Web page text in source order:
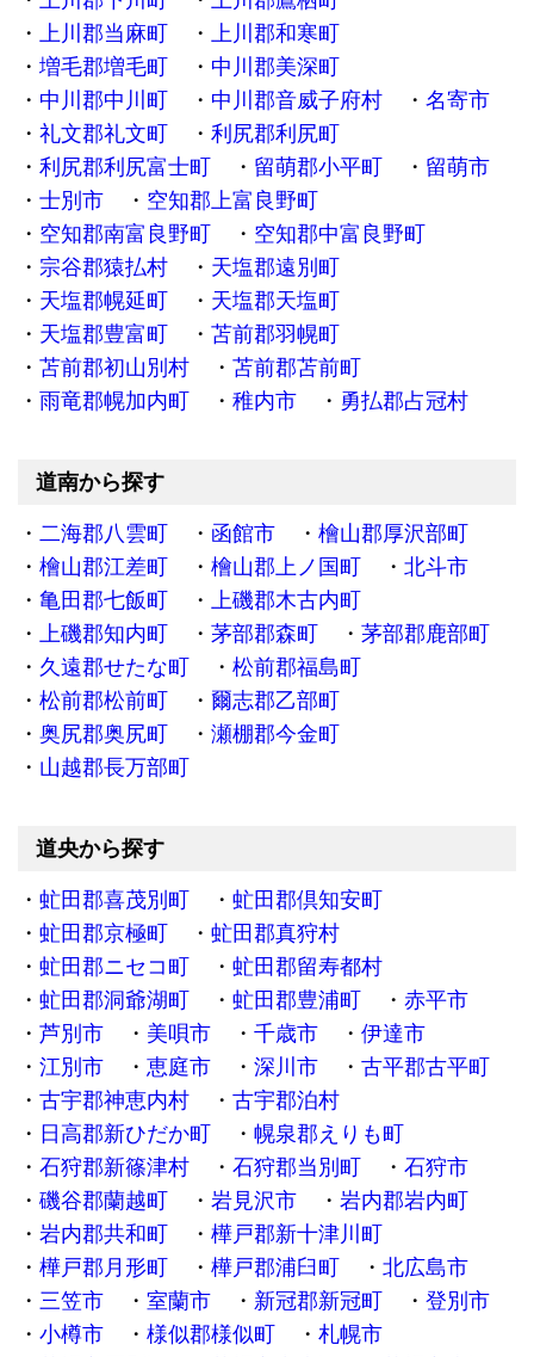
上川郡当麻町
上川郡和寒町
増毛郡増毛町
中川郡美深町
中川郡中川町
中川郡音威子府村
名寄市
礼文郡礼文町
利尻郡利尻町
利尻郡利尻富士町
留萌郡小平町
留萌市
士別市
空知郡上富良野町
空知郡南富良野町
空知郡中富良野町
宗谷郡猿払村
天塩郡遠別町
天塩郡幌延町
天塩郡天塩町
天塩郡豊富町
苫前郡羽幌町
苫前郡初山別村
苫前郡苫前町
雨竜郡幌加内町
稚内市 勇払郡占冠村
道南から探す
二海郡八雲町 函館市
檜山郡厚沢部町
檜山郡江差町
檜山郡上ノ国町
北斗市
亀田郡七飯町
上磯郡木古内町
上磯郡知内町
茅部郡森町
茅部郡鹿部町
久遠郡せたな町
松前郡福島町
松前郡松前町
爾志郡乙部町
奥尻郡奥尻町
瀬棚郡今金町
山越郡長万部町
道央から探す
虻田郡喜茂別町
虻田郡倶知安町
虻田郡京極町
虻田郡真狩村
虻田郡ニセコ町
虻田郡留寿都村
虻田郡洞爺湖町
虻田郡豊浦町
赤平市
芦別市
美唄市 千歳市
伊達市
江別市
恵庭市 深川市
古平郡古平町
古宇郡神恵内村
古宇郡泊村
日高郡新ひだか町
幌泉郡えりも町
石狩郡新篠津村
石狩郡当別町
石狩市
磯谷郡蘭越町
岩見沢市
岩内郡岩内町
岩内郡共和町
樺戸郡新十津川町
樺戸郡月形町
樺戸郡浦臼町
北広島市
三笠市
室蘭市 新冠郡新冠町
登別市
小樽市
様似郡様似町
札幌市